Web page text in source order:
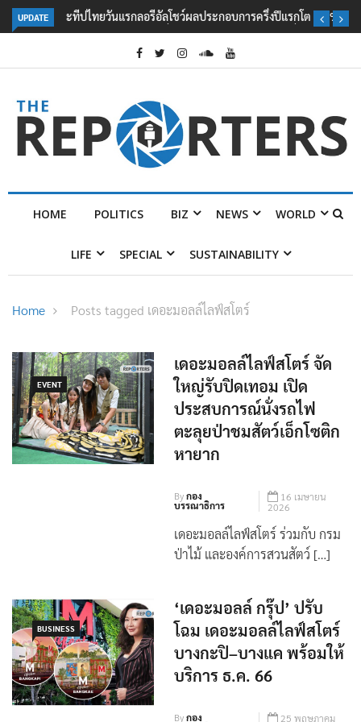
UPDATE
ลอรีอัลโชว์ผลประกอบการครึ่งปีแรกโต 6.5% กวาดรายได้ 2.3 หมื่นล้านยูโร
คว้าไลเซนส์ ‘กุชชี่’ 50 ปี พร้อมส่ง 4 แบรนด์ใหม่บุกตลาดไทย
POLITICS BIZ NEWS WORLD
EVENT
เดอะมอลล์ไลฟ์สโตร์ จัด
ใหญ่รับปิดเทอม เปิด
ประสบการณ์นั่งรถไฟ
ตะลุยป่าชมสัตว์เอ็กโซติก
หายาก
Byกอง
บรรณาธิการ
16 เมษายน
2026
BUSINESS
‘เดอะมอลล์ กรุ๊ป’ ปรับ
โฉม เดอะมอลล์ไลฟ์สโตร์
บางกะปิ–บางแค พร้อมให้
บริการ ธ.ค. 66